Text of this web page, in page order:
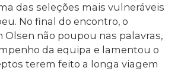
das seleções mais vulneráveis
No final do encontro, o
Olsen não poupou nas palavras,
da equipa e lamentou o
terem feito a longa viagem